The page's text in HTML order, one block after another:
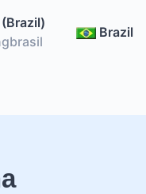
Brazil